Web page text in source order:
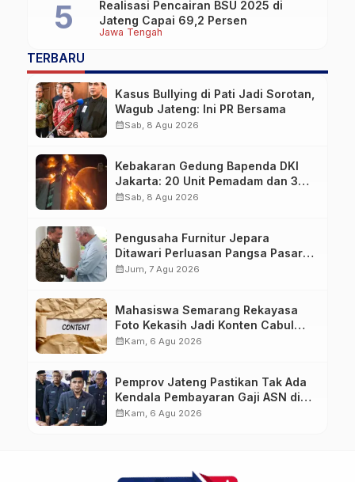
Jawa Tengah
Realisasi Pencairan BSU 2025 di
Jateng Capai 69,2 Persen
TERBARU
Kasus Bullying di Pati Jadi Sorotan,
Wagub Jateng: Ini PR Bersama
calendar_monthSab, 8 Agu 2026
Kebakaran Gedung Bapenda DKI
Jakarta: 20 Unit Pemadam dan 3
Bronto Skylift Dikerahkan, Angin
calendar_monthSab, 8 Agu 2026
Pengusaha Furnitur Jepara
Ditawari Perluasan Pangsa Pasar
Hingga ke IKN
calendar_monthJum, 7 Agu 2026
Mahasiswa Semarang Rekayasa
Foto Kekasih Jadi Konten Cabul
karena Sakit Hati
calendar_monthKam, 6 Agu 2026
Pemprov Jateng Pastikan Tak Ada
Kendala Pembayaran Gaji ASN di
Tengah Pemangkasan Transfer ke
calendar_monthKam, 6 Agu 2026